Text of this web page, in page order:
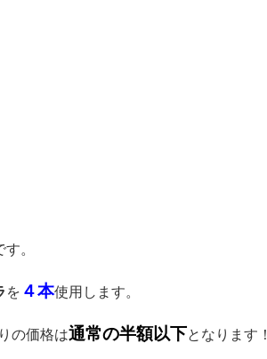
。
を ４本使用します。
の価格は通常の半額以下となります！